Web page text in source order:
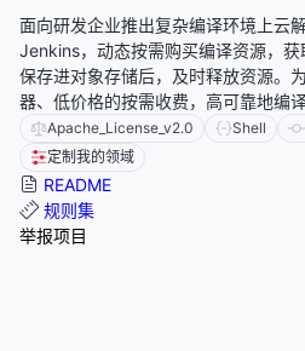
面向研发企业推出复杂编译环境上云
Jenkins，动态按需购买编译资源，
保存进对象存储后，及时释放资源。
器、低价格的按需收费，高可靠地编译
Apache_License_v2.0 Shell
定制我的领域
README
规则集
举报项目